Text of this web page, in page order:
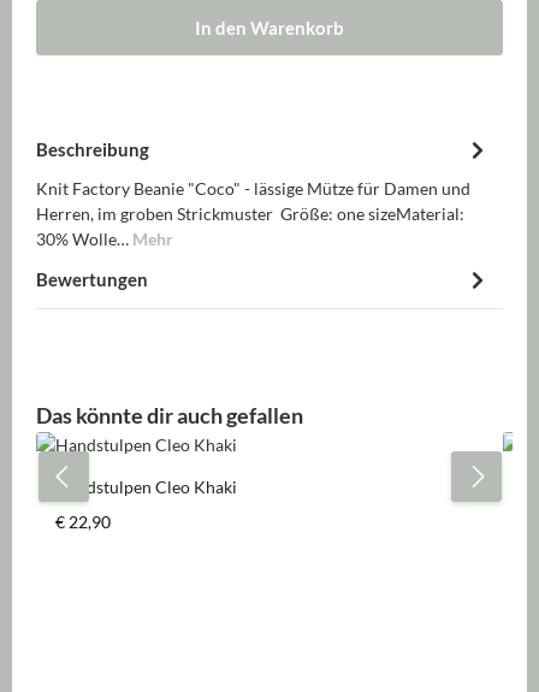
In den Warenkorb
Beschreibung
Knit Factory Beanie "Coco" - lässige Mütze für Damen und
Herren, im groben Strickmuster Größe: one sizeMaterial:
30% Wolle… Mehr
Bewertungen
Produktgalerie überspringen
Das könnte dir auch gefallen
Handstulpen Cleo Khaki
Regulärer Preis:
€ 22,90